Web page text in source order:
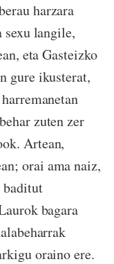
harzara
langile,
eta Gasteizko
gure ikusterat,
zuten zer
Artean,
orai ama naiz,
baditut
bagara
oraino ere.